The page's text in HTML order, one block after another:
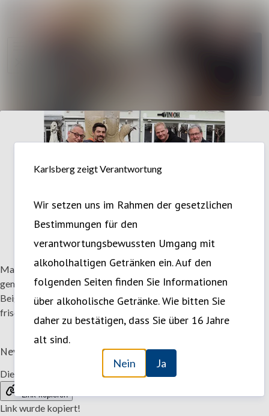
Karlsberg zeigt Verantwortung
Wir setzen uns im Rahmen der gesetzlichen
Bestimmungen für den
verantwortungsbewussten Umgang mit
alkoholhaltigen Getränken ein. Auf den
folgenden Seiten finden Sie Informationen
über alkoholische Getränke. Wie bitten Sie
daher zu bestätigen, dass Sie über 16 Jahre
alt sind.
Nein Ja
Markus Meyer, CEO Karlsberg Verbund Deutschland, testet
gemeinsam mit Bürgermeister Manfred Rippel und den
Beigeordneten Philipp Scheidweiler und Christoph Neumann das
frisch aus dem Brunnen gezapfte Bier. (Fotocredit:Karlsberg)
News 31. März 2026 16:39 Teilen
Diese Story teilen
Link kopieren
Link wurde kopiert!